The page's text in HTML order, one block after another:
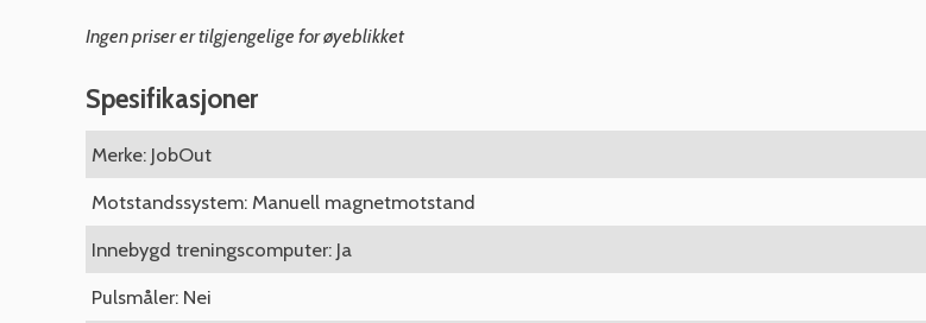
Ingen priser er tilgjengelige for øyeblikket
Spesifikasjoner
Merke: JobOut
Motstandssystem: Manuell magnetmotstand
Innebygd treningscomputer: Ja
Pulsmåler: Nei